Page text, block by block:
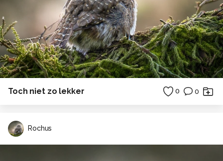
Toch niet zo lekker 0 0
Rochus